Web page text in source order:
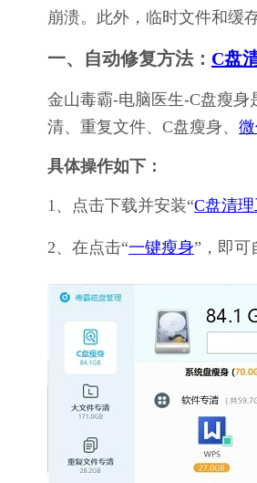
崩溃。此外，临时文件和缓
一、自动修复方法： C盘
金山毒霸-电脑医生-C盘瘦
清、重复文件、C盘瘦身、
具体操作如下：
1、点击下载并安装“C盘清
2、在点击“一键瘦身”，即可